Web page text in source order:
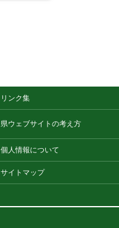
リンク集
県ウェブサイトの考え方
個人情報について
サイトマップ